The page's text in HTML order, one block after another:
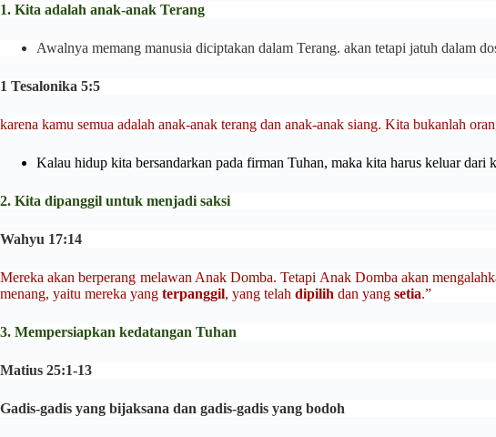
1. Kita adalah anak-anak Terang
Awalnya memang manusia diciptakan dalam Terang. akan tetapi jatuh dalam
1 Tesalonika 5:5
karena kamu semua adalah anak-anak terang dan anak-anak siang. Kita bukanlah
Kalau hidup kita bersandarkan pada firman Tuhan, maka kita harus keluar dari
2. Kita dipanggil untuk menjadi saksi
Wahyu 17:14
Mereka akan berperang melawan Anak Domba. Tetapi Anak Domba akan
menang, yaitu mereka yang terpanggil, yang telah dipilih dan yang setia.”
3. Mempersiapkan kedatangan Tuhan
Matius 25:1-13
Gadis-gadis yang bijaksana dan gadis-gadis yang bodoh